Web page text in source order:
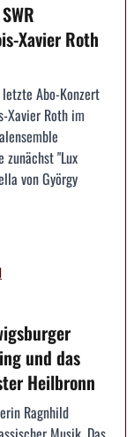
Xavier Roth
Abo-Konzert
Xavier Roth im
"Lux
von György
und das
Heilbronn
Ragnhild